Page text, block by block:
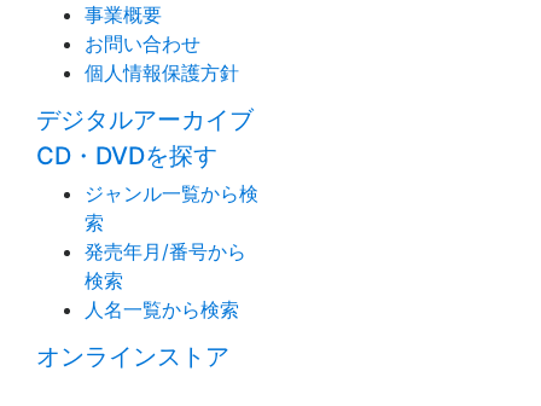
事業概要
お問い合わせ
個人情報保護方針
デジタルアーカイブ
CD・DVDを探す
ジャンル一覧から検
索
発売年月/番号から
検索
人名一覧から検索
オンラインストア